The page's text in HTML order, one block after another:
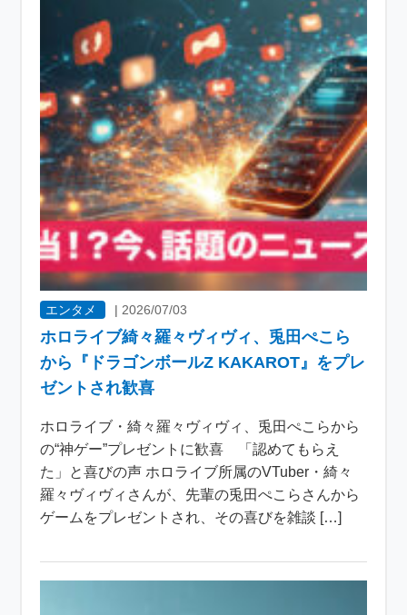
エンタメ | 2026/07/03
ホロライブ綺々羅々ヴィヴィ、兎田ぺこら
から『ドラゴンボールZ KAKAROT』をプレ
ゼントされ歓喜
ホロライブ・綺々羅々ヴィヴィ、兎田ぺこらから
の“神ゲー”プレゼントに歓喜 「認めてもらえ
た」と喜びの声 ホロライブ所属のVTuber・綺々
羅々ヴィヴィさんが、先輩の兎田ぺこらさんから
ゲームをプレゼントされ、その喜びを雑談 […]